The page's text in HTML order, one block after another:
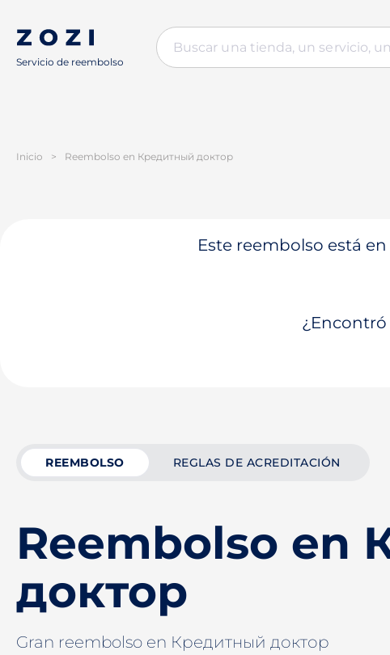
Servicio de reembolso
Inicio > Reembolso en Кредитный доктор
Este reembolso está
REEMBOLSO REGLAS DE ACREDITACIÓN
Reembolso en
доктор
Gran reembolso en Кредитный доктор